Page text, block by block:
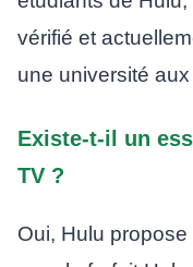
vérifié et
une université
Existe-t-il un
TV ?
Oui, Hulu